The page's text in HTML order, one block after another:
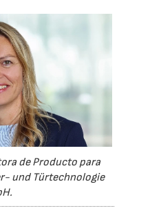
de Producto para
und Türtechnologie